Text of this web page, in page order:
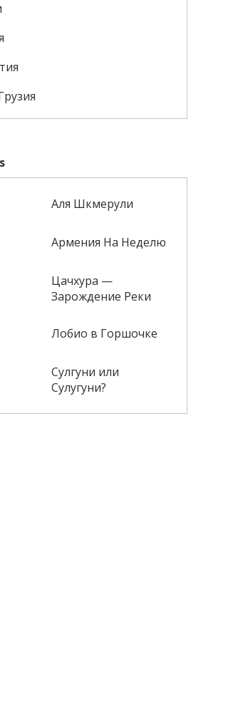
Аля Шкмерули
Армения На Неделю
Цачхура —
Зарождение Реки
Лобио в Горшочке
Сулгуни или
Сулугуни?